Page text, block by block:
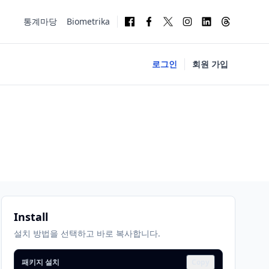
통계마당 Biometrika
로그인 회원 가입
Install
설치 방법을 선택하고 바로 복사합니다.
패키지 설치